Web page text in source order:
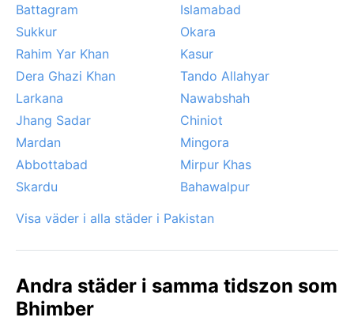
Battagram
Islamabad
Sukkur
Okara
Rahim Yar Khan
Kasur
Dera Ghazi Khan
Tando Allahyar
Larkana
Nawabshah
Jhang Sadar
Chiniot
Mardan
Mingora
Abbottabad
Mirpur Khas
Skardu
Bahawalpur
Visa väder i alla städer i Pakistan
Andra städer i samma tidszon som
Bhimber